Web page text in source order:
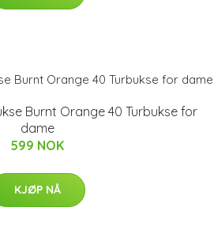
Burnt Orange 40 Turbukse for
dame
599 NOK
KJØP NÅ